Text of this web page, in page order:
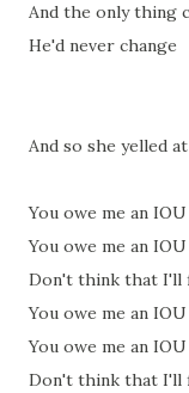
And the only thing
He'd never change
And so she yelled
You owe me an
You owe me an IOU
Don't think that I'll
You owe me an
You owe me an IOU
Don't think that I'll